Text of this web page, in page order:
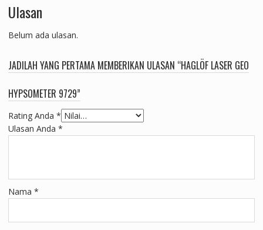
Ulasan
Belum ada ulasan.
JADILAH YANG PERTAMA MEMBERIKAN ULASAN “HAGLÖF LASER GEO
HYPSOMETER 9729”
Rating Anda *
Ulasan Anda *
Nama *